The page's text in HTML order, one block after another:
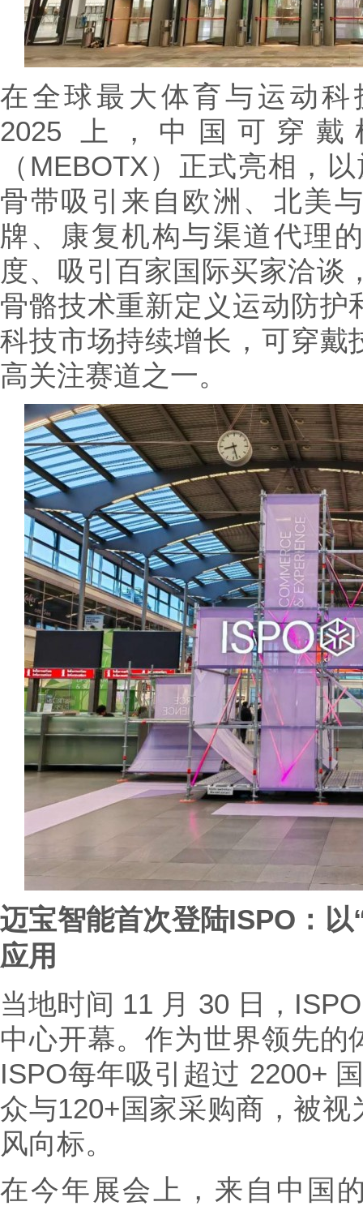
在全球最大体育与运动科
2025 上，中国可穿
（MEBOTX）正式亮相，
骨带吸引来自欧洲、北美
牌、康复机构与渠道代理
度、吸引百家国际买家洽谈
骨骼技术重新定义运动防
科技市场持续增长，可穿戴
高关注赛道之一。
迈宝智能首次登陆ISPO：
应用
当地时间 11 月 30 日，
中心开幕。作为世界领先
ISPO每年吸引超过 2200+
众与120+国家采购商，被
风向标。
在今年展会上，来自中国